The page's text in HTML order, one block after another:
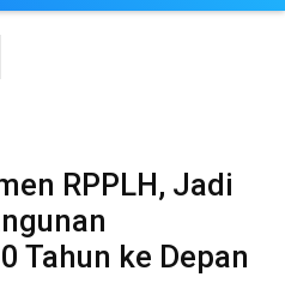
RPPLH, Jadi
Tahun ke Depan